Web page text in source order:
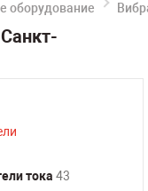
оборудование
тока 43